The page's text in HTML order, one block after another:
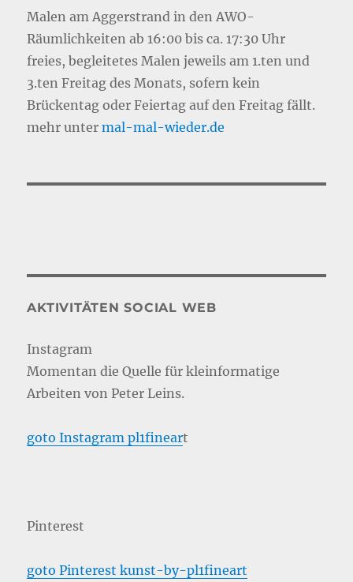
Malen am Aggerstrand in den AWO-
Räumlichkeiten ab 16:00 bis ca. 17:30 Uhr
freies, begleitetes Malen jeweils am 1.ten und
3.ten Freitag des Monats, sofern kein
Brückentag oder Feiertag auf den Freitag fällt.
mehr untermal-mal-wieder.de
AKTIVITÄTEN SOCIAL WEB
Instagram
Momentan die Quelle für kleinformatige
Arbeiten von Peter Leins.
goto Instagram pl1fineart
Pinterest
goto Pinterest kunst-by-pl1fineart